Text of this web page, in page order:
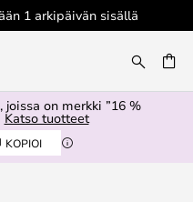
1 arkipäivän sisällä
on merkki ”16 %
Katso tuotteet
KOPIOI